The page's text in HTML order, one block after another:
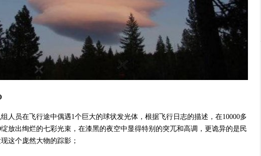
人员在飞行途中偶遇1个巨大的球状发光体，根据飞行日志的描述，在10000多
放出绚烂的七彩光束，在漆黑的夜空中显得特别的突兀和高调，更诡异的是民
这个庞然大物的踪影；